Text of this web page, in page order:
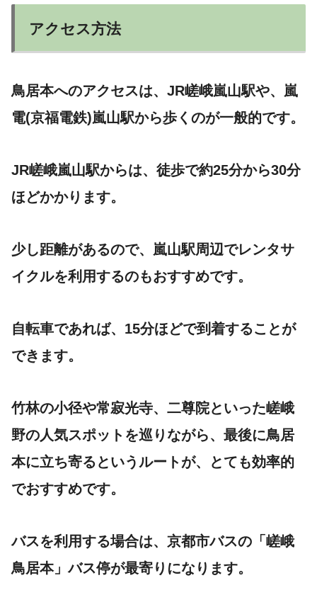
アクセス方法
鳥居本へのアクセスは、JR嵯峨嵐山駅や、嵐
電(京福電鉄)嵐山駅から歩くのが一般的です。
JR嵯峨嵐山駅からは、徒歩で約25分から30分
ほどかかります。
少し距離があるので、嵐山駅周辺でレンタサ
イクルを利用するのもおすすめです。
自転車であれば、15分ほどで到着することが
できます。
竹林の小径や常寂光寺、二尊院といった嵯峨
野の人気スポットを巡りながら、最後に鳥居
本に立ち寄るというルートが、とても効率的
でおすすめです。
バスを利用する場合は、京都市バスの「嵯峨
鳥居本」バス停が最寄りになります。